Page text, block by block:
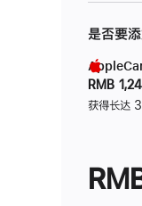
是否要
RMB
获得长达 3